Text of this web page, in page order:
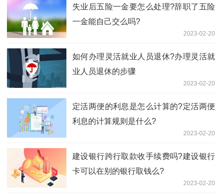
失业后五险一金要怎么处理?辞职了五险
一金能自己交么吗?
2023-02-20
如何办理灵活就业人员退休?办理灵活就
业人员退休的步骤
2023-02-20
定活两便的利息是怎么计算的?定活两便
利息的计算规则是什么?
2023-02-20
建设银行跨行取款收手续费吗?建设银行
卡可以在别的银行取钱么?
2023-02-20